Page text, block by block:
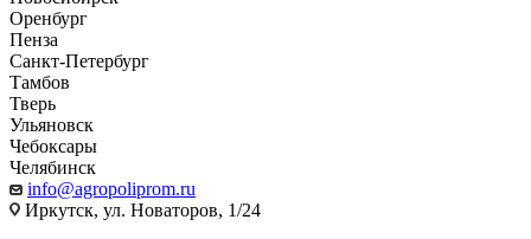
Оренбург
Пенза
Санкт-Петербург
Тамбов
Тверь
Ульяновск
Чебоксары
Челябинск
info@agropoliprom.ru
Иркутск, ул. Новаторов, 1/24